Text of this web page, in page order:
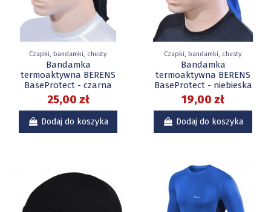
Czapki, bandamki, chusty
Bandamka
termoaktywna BERENS
BaseProtect - czarna
25,00 zł
Dodaj do koszyka
Czapki, bandamki, chusty
Bandamka
termoaktywna BERENS
BaseProtect - niebieska
19,00 zł
Dodaj do koszyka